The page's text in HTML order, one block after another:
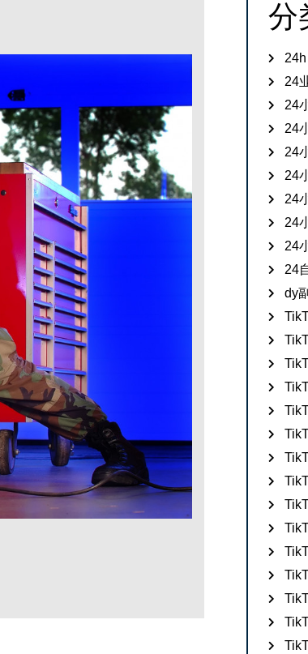
分
24
24
24
24
24
24
24
24
24
dy